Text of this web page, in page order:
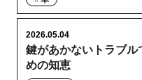
鍵があかないトラブル
めの知恵
2026.05.04